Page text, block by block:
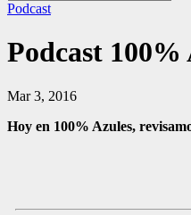
Podcast
Podcast 100%
Mar 3, 2016
Hoy en 100% Azules,